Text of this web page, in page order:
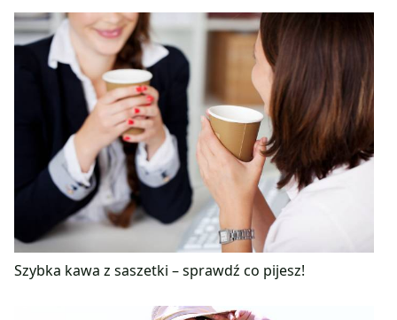
Szybka kawa z saszetki – sprawdź co pijesz!